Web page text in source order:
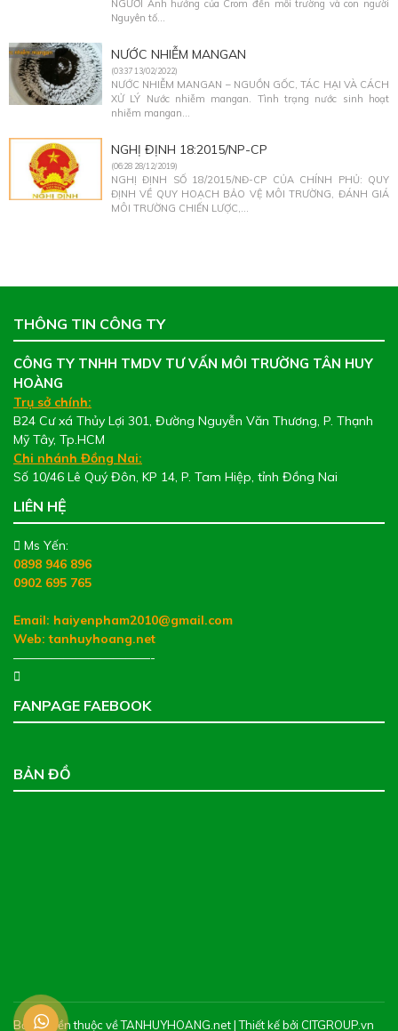
NGƯỜI Ảnh hưởng của Crom đến môi trường và con người
Nguyên tố...
NƯỚC NHIỄM MANGAN
(03:37 13/02/2022)
NƯỚC NHIỄM MANGAN – NGUỒN GỐC, TÁC HẠI VÀ CÁCH
XỬ LÝ Nước nhiễm mangan. Tình trạng nước sinh hoạt
nhiễm mangan...
NGHỊ ĐỊNH 18:2015/NP-CP
(06:28 28/12/2019)
NGHỊ ĐỊNH SỐ 18/2015/NĐ-CP CỦA CHÍNH PHỦ: QUY
ĐỊNH VỀ QUY HOẠCH BẢO VỆ MÔI TRƯỜNG, ĐÁNH GIÁ
MÔI TRƯỜNG CHIẾN LƯỢC,...
THÔNG TIN CÔNG TY
CÔNG TY TNHH TMDV TƯ VẤN MÔI TRƯỜNG TÂN HUY
HOÀNG
Trụ sở chính:
B24 Cư xá Thủy Lợi 301, Đường Nguyễn Văn Thương, P. Thạnh
Mỹ Tây, Tp.HCM
Chi nhánh Đồng Nai:
Số 10/46 Lê Quý Đôn, KP 14, P. Tam Hiệp, tỉnh Đồng Nai
LIÊN HỆ
Ms Yến:
0898 946 896
0902 695 765
Email: haiyenpham2010@gmail.com
Web:tanhuyhoang.net
———————————-
FANPAGE FAEBOOK
BẢN ĐỒ
Bản quyền thuộc về TANHUYHOANG.net | Thiết kế bởi CITGROUP.vn